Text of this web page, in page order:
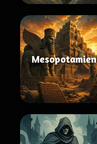
Mesopotamien